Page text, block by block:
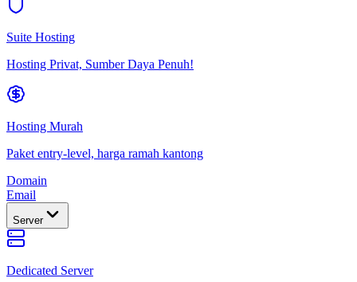
Suite Hosting
Hosting Privat, Sumber Daya Penuh!
Hosting Murah
Paket entry-level, harga ramah kantong
Domain
Email
Server
Dedicated Server